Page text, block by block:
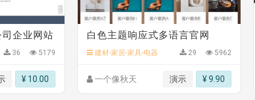
响应式科技通用模板 》 免费
应式科技通用模板 》免费
应式大气家居公司模板 》 ￥10.00
sitemap地图生成 免费
企业网站
36 5179
¥ 10.00
白色主题响应式多语言官网
建材-家居-家具-电器 29 5962
一个像秋天 演示 ¥ 9.90